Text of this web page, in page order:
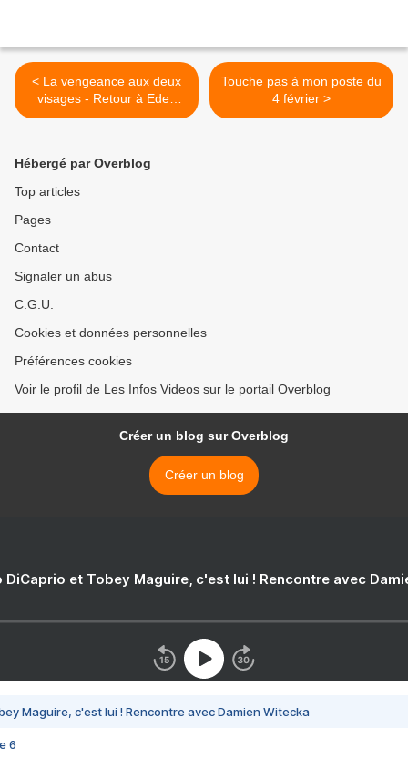
< La vengeance aux deux
visages - Retour à Eden
(1986) de 17 à 22
Touche pas à mon poste du
4 février >
Hébergé par Overblog
Top articles
Pages
Contact
Signaler un abus
C.G.U.
Cookies et données personnelles
Préférences cookies
Voir le profil de Les Infos Videos sur le portail Overblog
Créer un blog sur Overblog
Créer un blog
DiCaprio et Tobey Maguire, c'est lui ! Rencontre avec
Maguire, c'est lui ! Rencontre avec Damien Witecka
6